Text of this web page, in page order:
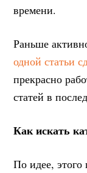
времени.
Раньше
одной статьи
прекрасно
статей в
Как искать
По идее,